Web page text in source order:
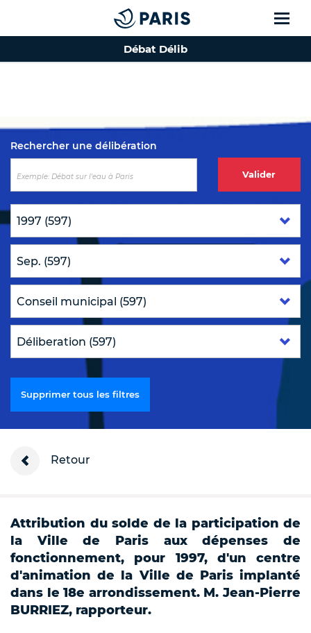
Top of the page
Débat Délib
Rechercher une délibération
Valider
Supprimer tous les filtres
Retour
Attribution du solde de la participation de
la Ville de Paris aux dépenses de
fonctionnement, pour 1997, d'un centre
d'animation de la Ville de Paris implanté
dans le 18e arrondissement. M. Jean-Pierre
BURRIEZ, rapporteur.